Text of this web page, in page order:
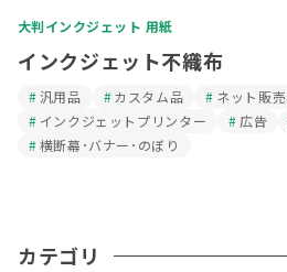
大判インクジェット 用紙
インクジェット不織布
汎用品 カスタム品
ネット販
インクジェットプリンター
広告
横断幕･バナー･のぼり
カテゴリ